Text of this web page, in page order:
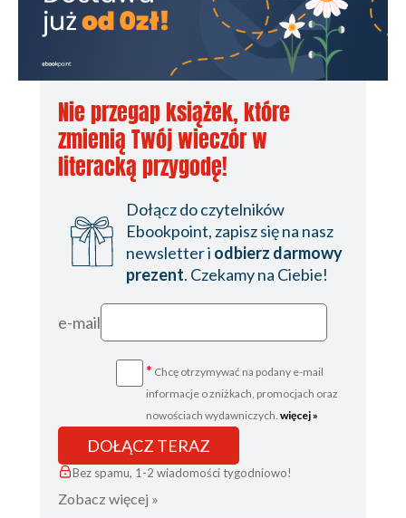
Nie przegap książek, które
zmienią Twój wieczór w
literacką przygodę!
Dołącz do czytelników
Ebookpoint, zapisz się na nasz
newsletter i odbierz darmowy
prezent. Czekamy na Ciebie!
e-mail
* Chcę otrzymywać na podany e-mail
informacje o zniżkach, promocjach oraz
nowościach wydawniczych. więcej »
DOŁĄCZ TERAZ
Bez spamu, 1-2 wiadomości tygodniowo!
Zobacz więcej »